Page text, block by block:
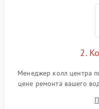
2.
Менеджер колл центра
цене ремонта вашего